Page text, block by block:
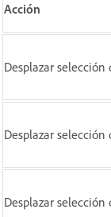
Acción
Desplazar
Desplazar
Desplazar